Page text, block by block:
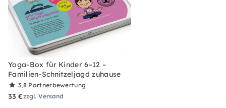
Yoga-Box für Kinder 6–12 –
Familien-Schnitzeljagd zuhause
3,8 Partnerbewertung
33 €zzgl. Versand